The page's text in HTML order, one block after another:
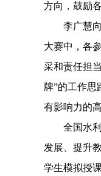
方向，鼓励
李广慧向
大赛中，各
采和责任担
牌”的工作思
有影响力的
全国水利
发展、提升
学生模拟授